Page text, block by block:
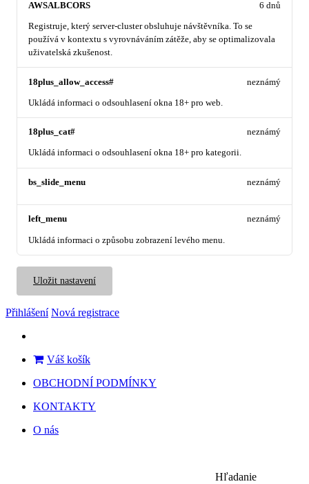
AWSALBCORS
Registruje, který server-cluster obsluhuje návštěvníka. To se
používá v kontextu s vyrovnáváním zátěže, aby se optimalizovala
uživatelská zkušenost.
6 dnů
18plus_allow_access#
Ukládá informaci o odsouhlasení okna 18+ pro web.
neznámý
18plus_cat#
Ukládá informaci o odsouhlasení okna 18+ pro kategorii.
neznámý
bs_slide_menu neznámý
left_menu
Ukládá informaci o způsobu zobrazení levého menu.
neznámý
Uložit nastavení
Přihlášení Nová registrace
Váš košík
OBCHODNÍ PODMÍNKY
KONTAKTY
O nás
Hľadanie